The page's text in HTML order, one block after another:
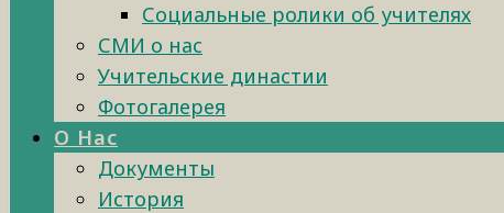
Социальные ролики об учителях
СМИ о нас
Учительские династии
Фотогалерея
О Нас
Документы
История